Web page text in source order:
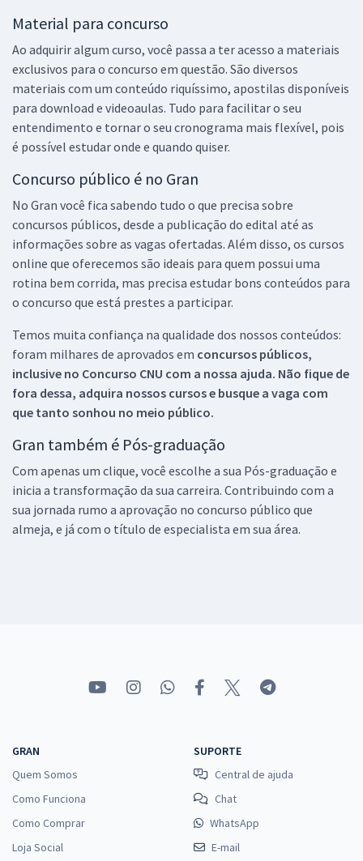
Material para concurso
Ao adquirir algum curso, você passa a ter acesso a materiais
exclusivos para o concurso em questão. São diversos
materiais com um conteúdo riquíssimo, apostilas disponíveis
para download e videoaulas. Tudo para facilitar o seu
entendimento e tornar o seu cronograma mais flexível, pois
é possível estudar onde e quando quiser.
Concurso público é no Gran
No Gran você fica sabendo tudo o que precisa sobre
concursos públicos, desde a publicação do edital até as
informações sobre as vagas ofertadas. Além disso, os cursos
online que oferecemos são ideais para quem possui uma
rotina bem corrida, mas precisa estudar bons conteúdos para
o concurso que está prestes a participar.
Temos muita confiança na qualidade dos nossos conteúdos:
foram milhares de aprovados em concursos públicos,
inclusive no Concurso CNU com a nossa ajuda. Não fique de
fora dessa, adquira nossos cursos e busque a vaga com
que tanto sonhou no meio público.
Gran também é Pós-graduação
Com apenas um clique, você escolhe a sua Pós-graduação e
inicia a transformação da sua carreira. Contribuindo com a
sua jornada rumo a aprovação no concurso público que
almeja, e já com o título de especialista em sua área.
GRAN
Quem Somos
Como Funciona
Como Comprar
Loja Social
SUPORTE
Central de ajuda
Chat
WhatsApp
E-mail